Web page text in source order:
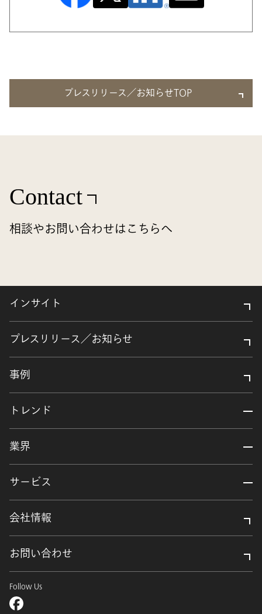
プレスリリース／お知らせTOP
Contact
相談やお問い合わせはこちらへ
インサイト
プレスリリース／お知らせ
事例
トレンド
業界
サービス
会社情報
お問い合わせ
Follow Us